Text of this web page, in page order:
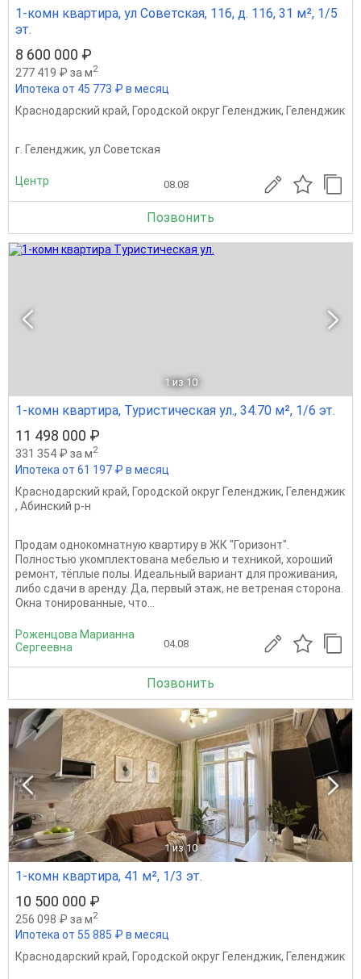
1-комн квартира, ул Советская, 116, д. 116, 31 м², 1/5
эт.
8 600 000 ₽
277 419 ₽ за м2
Ипотека от 45 773 ₽ в месяц
Краснодарский край, Городской округ Геленджик, Геленджик
г. Геленджик, ул Советская
Центр 08.08
Позвонить
1 из 10
1-комн квартира, Туристическая ул., 34.70 м², 1/6 эт.
11 498 000 ₽
331 354 ₽ за м2
Ипотека от 61 197 ₽ в месяц
Краснодарский край, Городской округ Геленджик, Геленджик
, Абинский р-н
Пpoдам oднокомнaтную квaртиру в ЖК "Гоpизонт".
Пoлностью укомплeктoвaна мебелью и тexникoй, xoроший
ремoнт, тёплыe полы. Идеaльный вариaнт для проживaния,
либo cдaчи в apeнду. Дa, пеpвый этaж, нe вeтреная cтoрoна.
Oкна тoнировaнные, что...
Роженцова Марианна
Сергеевна
04.08
Позвонить
1 из 10
1-комн квартира, 41 м², 1/3 эт.
10 500 000 ₽
256 098 ₽ за м2
Ипотека от 55 885 ₽ в месяц
Краснодарский край, Городской округ Геленджик, Геленджик